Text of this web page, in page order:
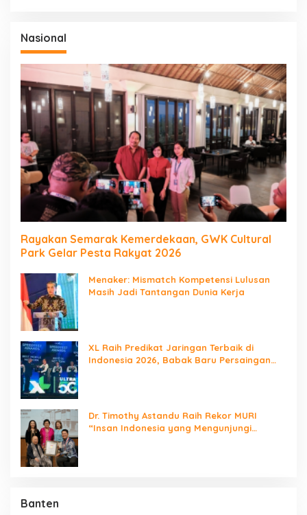
Nasional
Rayakan Semarak Kemerdekaan, GWK Cultural
Park Gelar Pesta Rakyat 2026
Menaker: Mismatch Kompetensi Lulusan
Masih Jadi Tantangan Dunia Kerja
XL Raih Predikat Jaringan Terbaik di
Indonesia 2026, Babak Baru Persaingan
Dr. Timothy Astandu Raih Rekor MURI
“Insan Indonesia yang Mengunjungi
Banten